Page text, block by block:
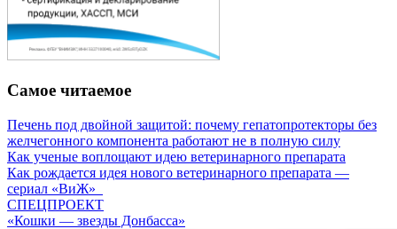
Самое читаемое
Печень под двойной защитой: почему гепатопротекторы без
желчегонного компонента работают не в полную силу
Как ученые воплощают идею ветеринарного препарата
Как рождается идея нового ветеринарного препарата —
сериал «ВиЖ»
СПЕЦПРОЕКТ
«Кошки — звезды Донбасса»